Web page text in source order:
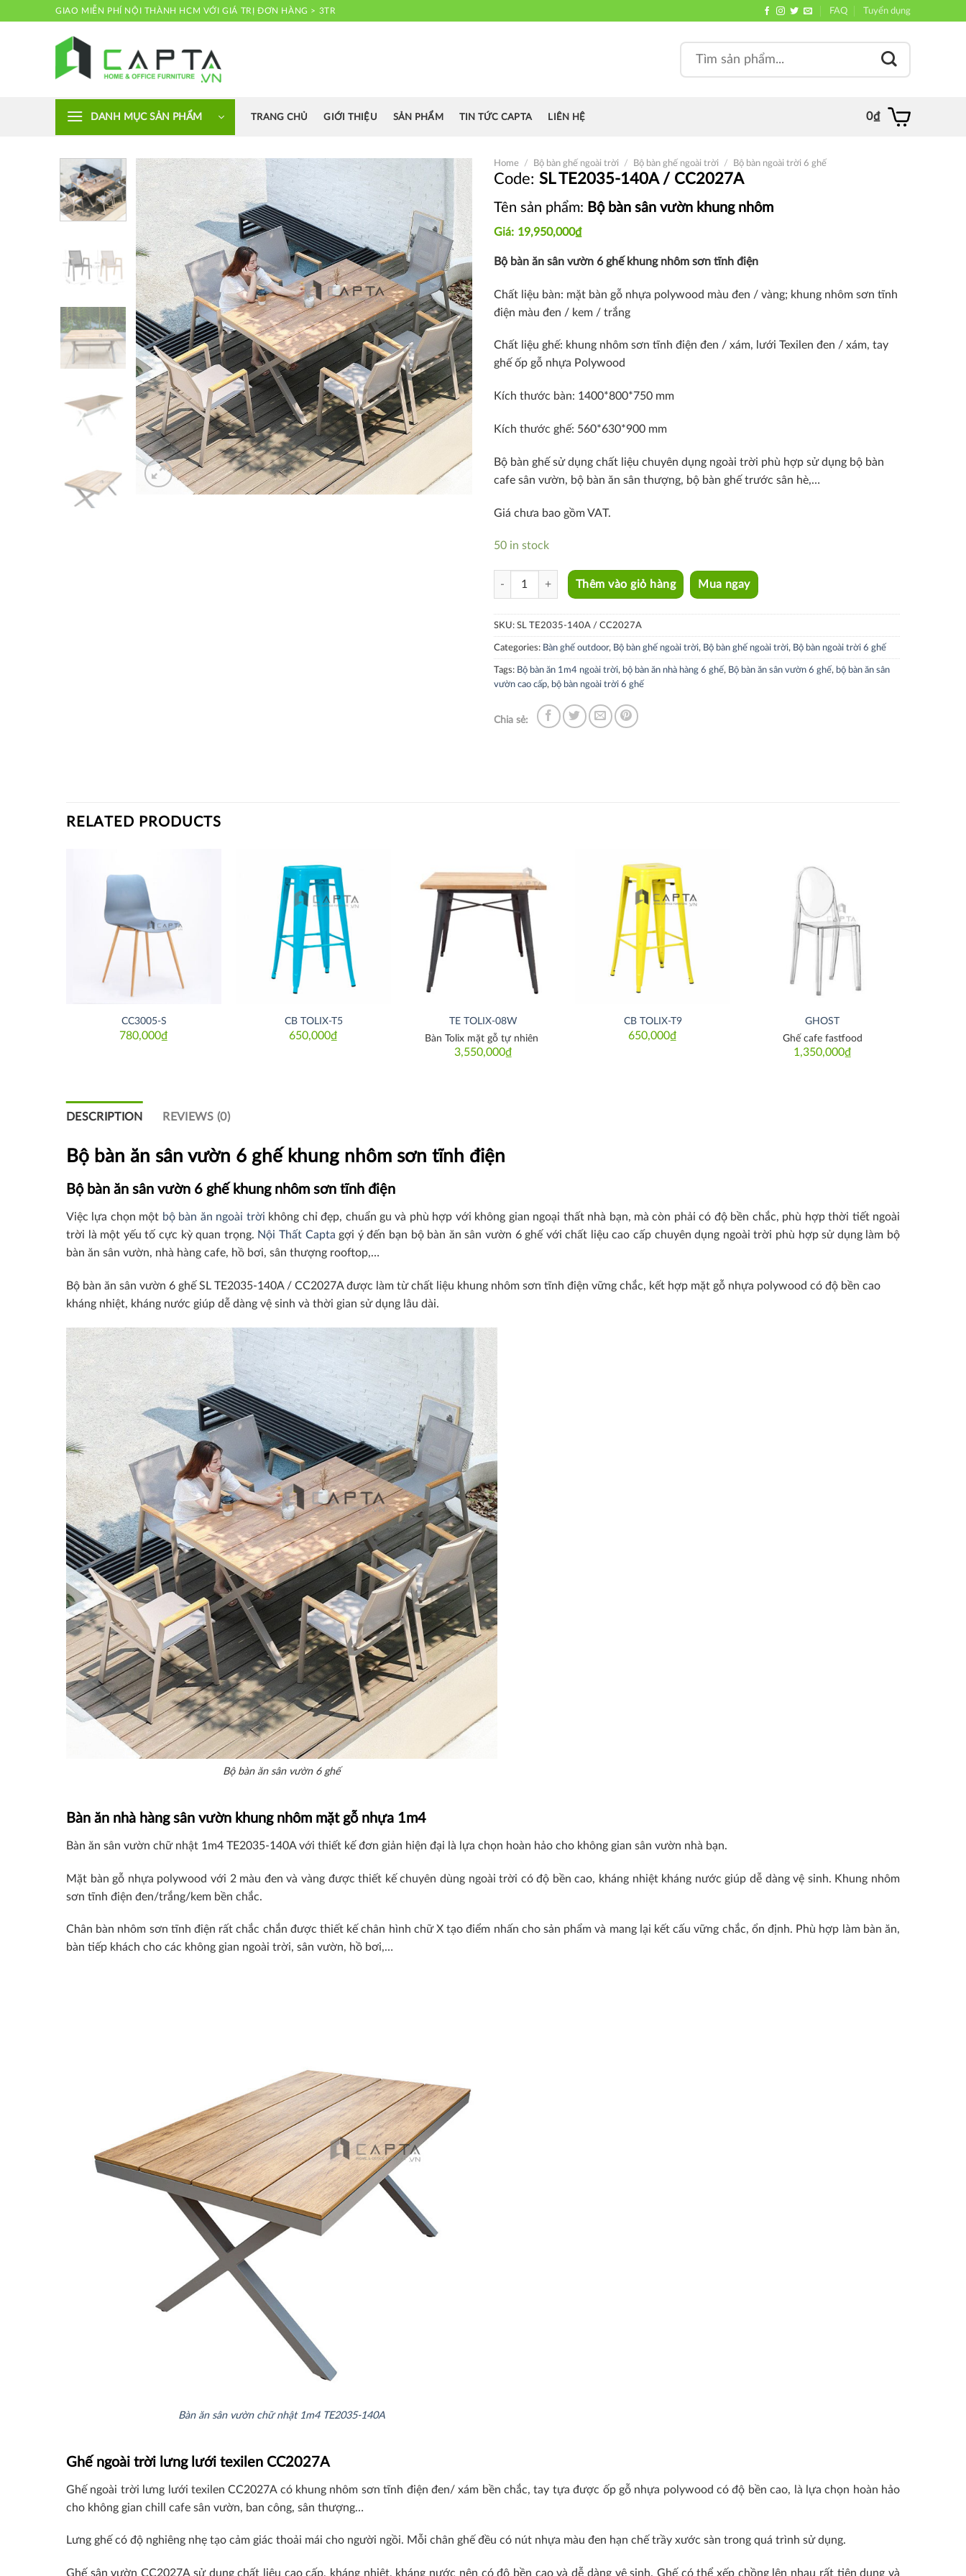
GIAO MIỄN PHÍ NỘI THÀNH HCM VỚI GIÁ TRỊ ĐƠN HÀNG > 3TR FAQ Tuyển dụng
for:
DANH MỤC SẢN PHẨM TRANG CHỦ GIỚI THIỆU SẢN PHẨM TIN TỨC CAPTA LIÊN HỆ 0₫
Thích
Home / Bộ bàn ghế ngoài trời / Bộ bàn ghế ngoài trời / Bộ bàn ngoài trời 6 ghế
SL TE2035-140A / CC2027A
Tên sản phẩm: Bộ bàn sân vườn khung nhôm
19,950,000₫
Bộ bàn ăn sân vườn 6 ghế khung nhôm sơn tĩnh điện
Chất liệu bàn: mặt bàn gỗ nhựa polywood màu đen / vàng; khung nhôm sơn tĩnh
điện màu đen / kem / trắng
Chất liệu ghế: khung nhôm sơn tĩnh điện đen / xám, lưới Texilen đen / xám, tay
ghế ốp gỗ nhựa Polywood
Kích thước bàn: 1400*800*750 mm
Kích thước ghế: 560*630*900 mm
Bộ bàn ghế sử dụng chất liệu chuyên dụng ngoài trời phù hợp sử dụng bộ bàn
cafe sân vườn, bộ bàn ăn sân thượng, bộ bàn ghế trước sân hè,…
Giá chưa bao gồm VAT.
50 in stock
SL TE2035-140A / CC2027A quantity
Thêm vào giỏ hàng Mua ngay
SKU: SL TE2035-140A / CC2027A
Categories: Bàn ghế outdoor, Bộ bàn ghế ngoài trời, Bộ bàn ghế ngoài trời, Bộ bàn ngoài trời 6 ghế
Tags: Bộ bàn ăn 1m4 ngoài trời, bộ bàn ăn nhà hàng 6 ghế, Bộ bàn ăn sân vườn 6 ghế, bộ bàn ăn sân
vườn cao cấp, bộ bàn ngoài trời 6 ghế
Chia sẻ:
RELATED PRODUCTS
CC3005-S
780,000₫
CB TOLIX-T5
650,000₫
TE TOLIX-08W
3,550,000₫
Bàn Tolix mặt gỗ tự nhiên
CB TOLIX-T9
650,000₫
GHOST
1,350,000₫
Ghế cafe fastfood
DESCRIPTION REVIEWS (0)
Bộ bàn ăn sân vườn 6 ghế khung nhôm sơn tĩnh điện
Bộ bàn ăn sân vườn 6 ghế khung nhôm sơn tĩnh điện
Việc lựa chọn một bộ bàn ăn ngoài trời không chỉ đẹp, chuẩn gu và phù hợp với không gian ngoại thất nhà bạn, mà còn phải có độ bền chắc, phù hợp thời tiết ngoài
trời là một yếu tố cực kỳ quan trọng. Nội Thất Capta gợi ý đến bạn bộ bàn ăn sân vườn 6 ghế với chất liệu cao cấp chuyên dụng ngoài trời phù hợp sử dụng làm bộ
bàn ăn sân vườn, nhà hàng cafe, hồ bơi, sân thượng rooftop,…
Bộ bàn ăn sân vườn 6 ghế SL TE2035-140A / CC2027A được làm từ chất liệu khung nhôm sơn tĩnh điện vững chắc, kết hợp mặt gỗ nhựa polywood có độ bền cao
kháng nhiệt, kháng nước giúp dễ dàng vệ sinh và thời gian sử dụng lâu dài.
Bộ bàn ăn sân vườn 6 ghế
Bàn ăn nhà hàng sân vườn khung nhôm mặt gỗ nhựa 1m4
Bàn ăn sân vườn chữ nhật 1m4 TE2035-140A với thiết kế đơn giản hiện đại là lựa chọn hoàn hảo cho không gian sân vườn nhà bạn.
Mặt bàn gỗ nhựa polywood với 2 màu đen và vàng được thiết kế chuyên dùng ngoài trời có độ bền cao, kháng nhiệt kháng nước giúp dễ dàng vệ sinh. Khung nhôm
sơn tĩnh điện đen/trắng/kem bền chắc.
Chân bàn nhôm sơn tĩnh điện rất chắc chắn được thiết kế chân hình chữ X tạo điểm nhấn cho sản phẩm và mang lại kết cấu vững chắc, ổn định. Phù hợp làm bàn ăn,
bàn tiếp khách cho các không gian ngoài trời, sân vườn, hồ bơi,…
Bàn ăn sân vườn chữ nhật 1m4 TE2035-140A
Ghế ngoài trời lưng lưới texilen CC2027A
Ghế ngoài trời lưng lưới texilen CC2027A có khung nhôm sơn tĩnh điện đen/ xám bền chắc, tay tựa được ốp gỗ nhựa polywood có độ bền cao, là lựa chọn hoàn hảo
cho không gian chill cafe sân vườn, ban công, sân thượng…
Lưng ghế có độ nghiêng nhẹ tạo cảm giác thoải mái cho người ngồi. Mỗi chân ghế đều có nút nhựa màu đen hạn chế trầy xước sàn trong quá trình sử dụng.
Ghế sân vườn CC2027A sử dụng chất liệu cao cấp, kháng nhiệt, kháng nước nên có độ bền cao và dễ dàng vệ sinh. Ghế có thể xếp chồng lên nhau rất tiện dụng và